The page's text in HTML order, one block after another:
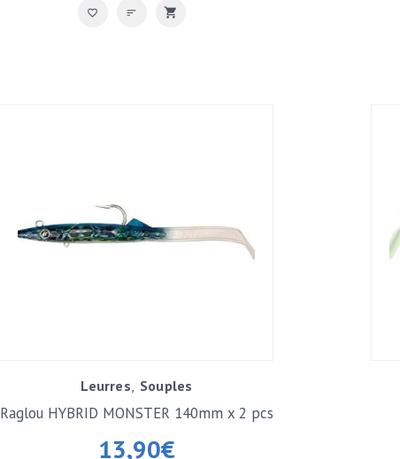
Leurres Souples
13,90€
Raglou HYBRID MONSTER 140mm x 2 pcs